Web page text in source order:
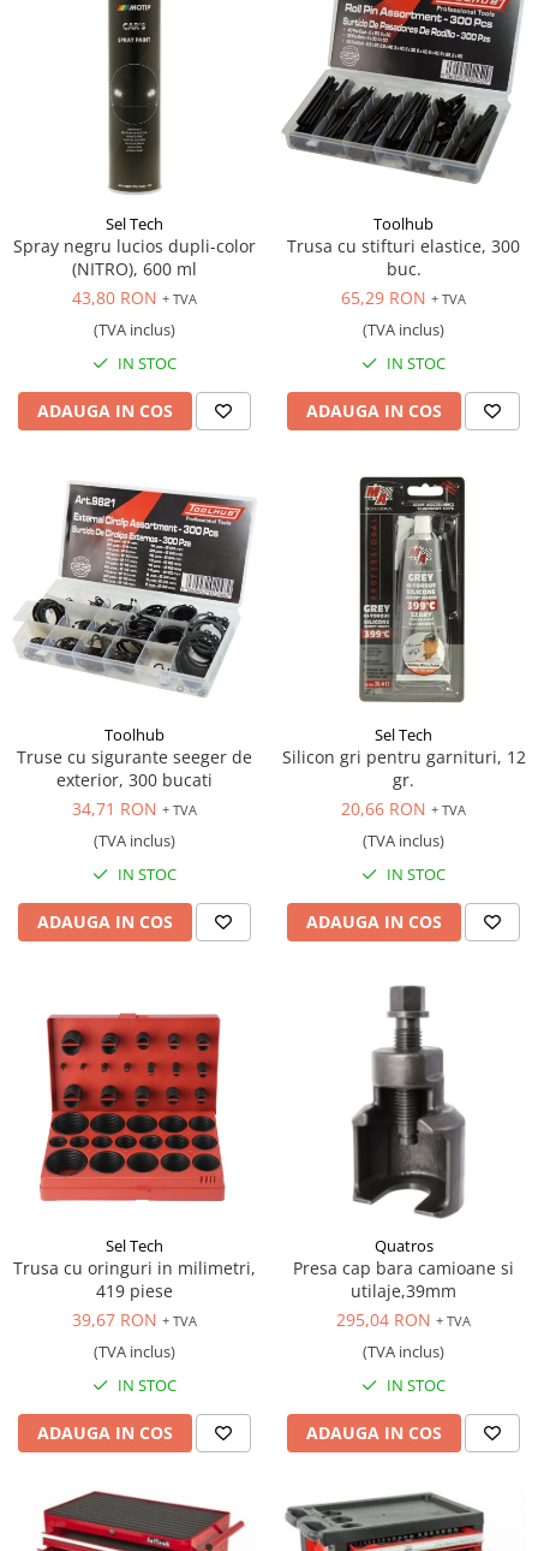
Sel Tech
Spray negru lucios dupli-color
(NITRO), 600 ml
43,80 RON + TVA
(TVA inclus)
IN STOC
ADAUGA IN COS
Toolhub
Trusa cu stifturi elastice, 300
buc.
65,29 RON + TVA
(TVA inclus)
IN STOC
ADAUGA IN COS
Toolhub
Truse cu sigurante seeger de
exterior, 300 bucati
34,71 RON + TVA
(TVA inclus)
IN STOC
ADAUGA IN COS
Sel Tech
Silicon gri pentru garnituri, 12
gr.
20,66 RON + TVA
(TVA inclus)
IN STOC
ADAUGA IN COS
Sel Tech
Trusa cu oringuri in milimetri,
419 piese
39,67 RON + TVA
(TVA inclus)
IN STOC
ADAUGA IN COS
Quatros
Presa cap bara camioane si
utilaje,39mm
295,04 RON + TVA
(TVA inclus)
IN STOC
ADAUGA IN COS